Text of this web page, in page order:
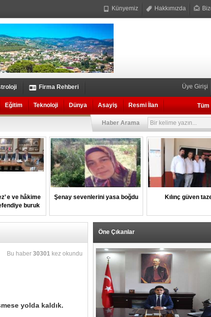
Künyemiz Hakkımızda
Firma Rehberi Üye Girişi
Eğitim Teknoloji Dünya Asayiş Resmi İlan
Haber Arama
e ve hâkime
buruk
Şenay sevenlerini yasa boğdu Kılınç güven
Bu haber 30301 kez okundu
yolda kaldık.
Öne Çıkanlar